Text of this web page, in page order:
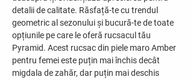
detalii de calitate. Răsfață-te cu trendul
geometric al sezonului și bucură-te de toate
opțiunile pe care le oferă rucsacul tău
Pyramid. Acest rucsac din piele maro Amber
pentru femei este puțin mai închis decât
migdala de zahăr, dar puțin mai deschis